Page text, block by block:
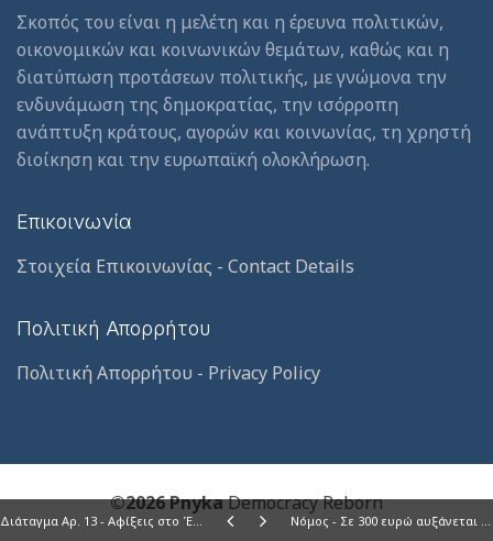
Διάταγμα Αρ. 13 - Aφίξεις στο Έδαφος της Δημοκρατίας Νόμος - Σε 300 ευρώ αυξάνεται το Εξώδικο Πρόστιμο
Σκοπός του είναι η μελέτη και η έρευνα πολιτικών,
οικονομικών και κοινωνικών θεμάτων, καθώς και η
διατύπωση προτάσεων πολιτικής, με γνώμονα την
ενδυνάμωση της δημοκρατίας, την ισόρροπη
ανάπτυξη κράτους, αγορών και κοινωνίας, τη χρηστή
διοίκηση και την ευρωπαϊκή ολοκλήρωση.
Επικοινωνία
Στοιχεία Επικοινωνίας - Contact Details
Πολιτική Απορρήτου
Πολιτική Απορρήτου - Privacy Policy
©2026 PnykaDemocracy Reborn